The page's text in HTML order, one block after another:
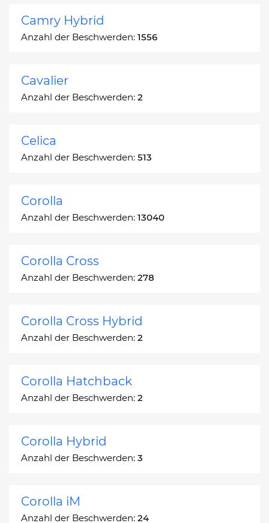
Camry Hybrid
Anzahl der Beschwerden: 1556
Cavalier
Anzahl der Beschwerden: 2
Celica
Anzahl der Beschwerden: 513
Corolla
Anzahl der Beschwerden: 13040
Corolla Cross
Anzahl der Beschwerden: 278
Corolla Cross Hybrid
Anzahl der Beschwerden: 2
Corolla Hatchback
Anzahl der Beschwerden: 2
Corolla Hybrid
Anzahl der Beschwerden: 3
Corolla iM
Anzahl der Beschwerden: 24